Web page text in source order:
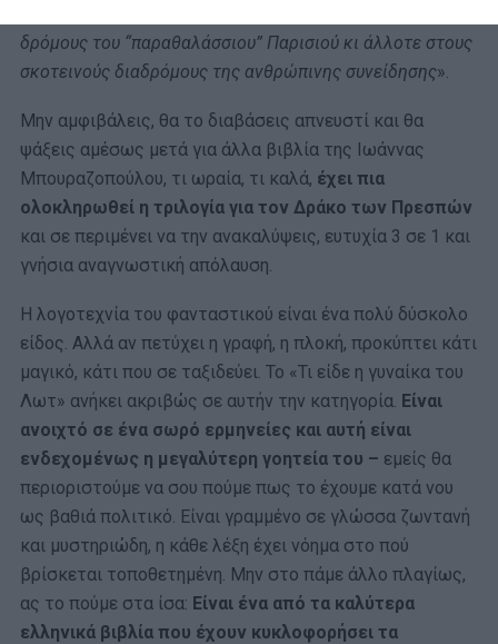
δρόμους του “παραθαλάσσιου” Παρισιού κι άλλοτε στους
σκοτεινούς διαδρόμους της ανθρώπινης συνείδησης».
Μην αμφιβάλεις, θα το διαβάσεις απνευστί και θα
ψάξεις αμέσως μετά για άλλα βιβλία της Ιωάννας
Μπουραζοπούλου, τι ωραία, τι καλά, έχει πια
ολοκληρωθεί η τριλογία για τον Δράκο των Πρεσπών
και σε περιμένει να την ανακαλύψεις, ευτυχία 3 σε 1 και
γνήσια αναγνωστική απόλαυση.
Η λογοτεχνία του φανταστικού είναι ένα πολύ δύσκολο
είδος. Αλλά αν πετύχει η γραφή, η πλοκή, προκύπτει κάτι
μαγικό, κάτι που σε ταξιδεύει. Το «Τι είδε η γυναίκα του
Λωτ» ανήκει ακριβώς σε αυτήν την κατηγορία. Είναι
ανοιχτό σε ένα σωρό ερμηνείες και αυτή είναι
ενδεχομένως η μεγαλύτερη γοητεία του – εμείς θα
περιοριστούμε να σου πούμε πως το έχουμε κατά νου
ως βαθιά πολιτικό. Είναι γραμμένο σε γλώσσα ζωντανή
και μυστηριώδη, η κάθε λέξη έχει νόημα στο πού
βρίσκεται τοποθετημένη. Μην στο πάμε άλλο πλαγίως,
ας το πούμε στα ίσα: Είναι ένα από τα καλύτερα
ελληνικά βιβλία που έχουν κυκλοφορήσει τα